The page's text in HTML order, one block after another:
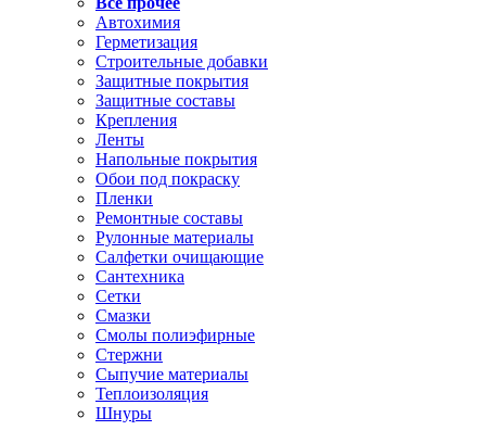
Автохимия
Герметизация
Строительные добавки
Защитные покрытия
Защитные составы
Крепления
Ленты
Напольные покрытия
Обои под покраску
Пленки
Ремонтные составы
Рулонные материалы
Салфетки очищающие
Сантехника
Сетки
Смазки
Смолы полиэфирные
Стержни
Сыпучие материалы
Теплоизоляция
Шнуры